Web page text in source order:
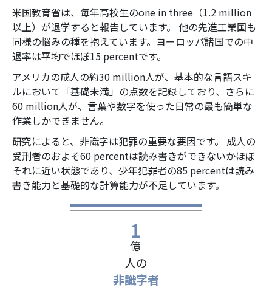
米国教育省は、毎年高校生のone in three （1.2 million
以上）が退学すると報告しています。 他の先進工業国も
同様の悩みの種を抱えています。ヨーロッパ諸国での中
退率は平均でほぼ15 percentです。
アメリカの成人の約30 million人が、基本的な言語スキ
ルにおいて「基礎未満」の点数を記録しており、さらに
60 million人が、言葉や数字を使った日常の最も簡単な
作業しかできません。
研究によると、非識字は犯罪の重要な要因です。 成人の
受刑者のおよそ60 percentは読み書きができないかほぼ
それに近い状態であり、少年犯罪者の85 percentは読み
書き能力と基礎的な計算能力が不足しています。
1
億
人の
非識字者